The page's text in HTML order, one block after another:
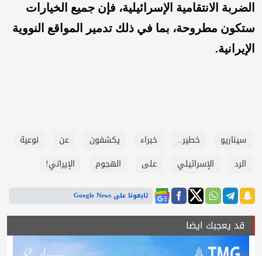
الضربة الانتقامية الإسرائيلية، فإن جميع الخيارات
ستكون مطروحة، بما في ذلك تدمير المواقع النووية
الإيرانية.
سيناريو خطير.. خبراء يكشفون عن
نوعية
الرد
الإسرائيلي على الهجوم الإيراني!
تابعونا على Google News
قد يعجبك ايضا